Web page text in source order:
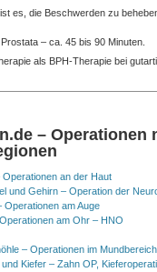
es, die Beschwerden zu
– ca. 45 bis 90 Minuten.
als BPH-Therapie bei
– Operationen
Operationen an der Haut
und Gehirn – Operation der
Operationen am Auge
am Ohr – HNO
– Operationen im Mundbereich
Kiefer – Zahn OP,